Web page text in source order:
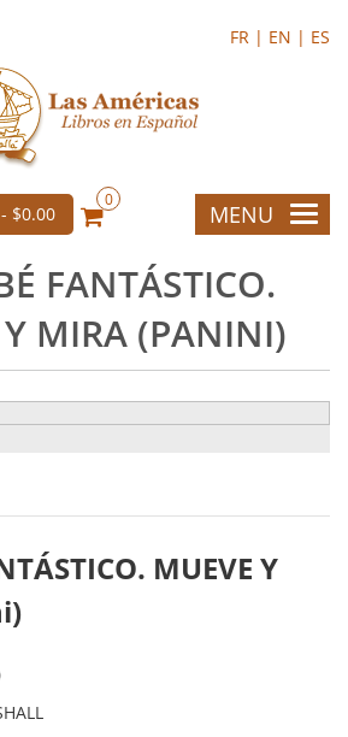
FR | EN | ES
$0.00
0
MENU
FANTÁSTICO.
MIRA (PANINI)
MUEVE Y